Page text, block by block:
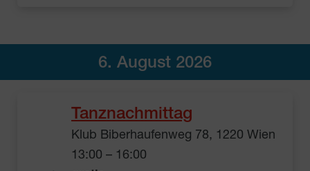
6. August 2026
Tanznachmittag
Klub Biberhaufenweg 78, 1220 Wien
13:00 – 16:00